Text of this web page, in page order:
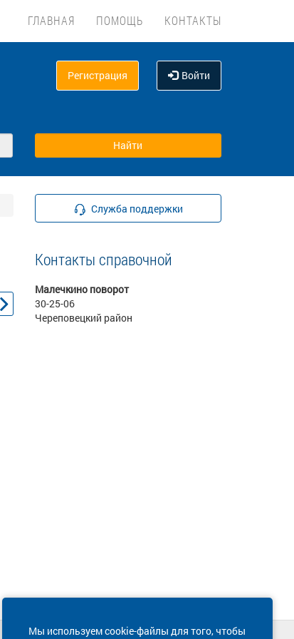
ГЛАВНАЯ ПОМОЩЬ КОНТАКТЫ
Регистрация Войти
Служба поддержки
Контакты справочной
Малечкино поворот
30-25-06
Череповецкий район
Мы используем cookie-файлы для того, чтобы